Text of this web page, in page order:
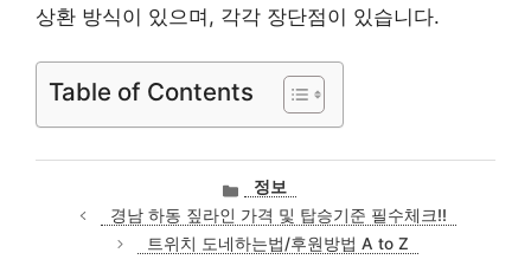
상환 방식이 있으며, 각각 장단점이 있습니다.
Table of Contents
카
테
고
리
정보
경남 하동 짚라인 가격 및 탑승기준 필수체크!!
트위치 도네하는법/후원방법 A to Z